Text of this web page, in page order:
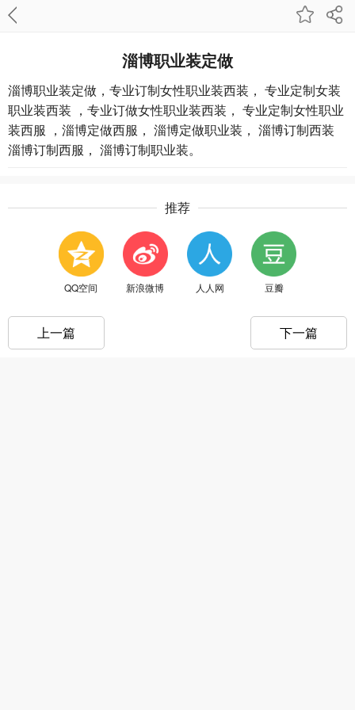
淄博职业装定做
淄博职业装定做，专业订制女性职业装西装， 专业定制女装
职业装西装 ，专业订做女性职业装西装， 专业定制女性职业
装西服 ，淄博定做西服， 淄博定做职业装， 淄博订制西装
淄博订制西服， 淄博订制职业装。
推荐
QQ空间 新浪微博 人人网 豆瓣
上一篇 下一篇